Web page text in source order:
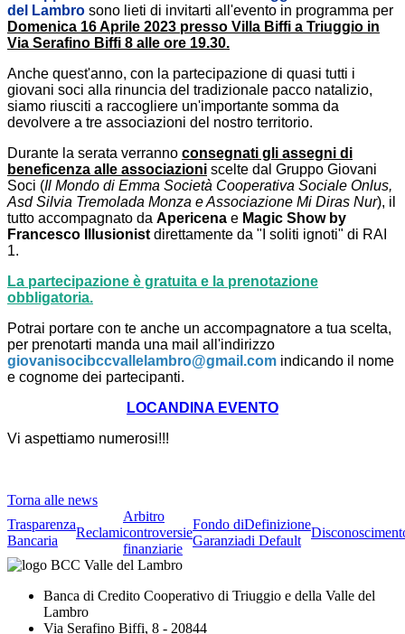
del Lambro sono lieti di invitarti all'evento in programma per
Domenica 16 Aprile 2023 presso Villa Biffi a Triuggio in
Via Serafino Biffi 8 alle ore 19.30.
Anche quest'anno, con la partecipazione di quasi tutti i
giovani soci alla rinuncia del tradizionale pacco natalizio,
siamo riusciti a raccogliere un'importante somma da
devolvere a tre associazioni del nostro territorio.
Durante la serata verranno consegnati gli assegni di
beneficenza alle associazioni scelte dal Gruppo Giovani
Soci (Il Mondo di Emma Società Cooperativa Sociale Onlus,
Asd Silvia Tremolada Monza e Associazione Mi Diras Nur), il
tutto accompagnato da Apericena e Magic Show by
Francesco Illusionist direttamente da "I soliti ignoti" di RAI
1.
La partecipazione è gratuita e la prenotazione
obbligatoria.
Potrai portare con te anche un accompagnatore a tua scelta,
per prenotarti manda una mail all'indirizzo
giovanisocibccvallelambro@gmail.com indicando il nome
e cognome dei partecipanti.
LOCANDINA EVENTO
Vi aspettiamo numerosi!!!
Torna alle news
Trasparenza
Bancaria
Reclami
Arbitro
controversie
finanziarie
Fondo di
Garanzia
Definizione
di Default
Banca di Credito Cooperativo di Triuggio e della Valle del
Lambro
Via Serafino Biffi, 8 - 20844